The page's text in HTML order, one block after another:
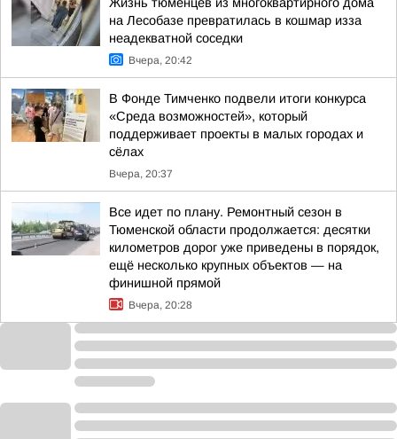
на Лесобазе превратилась в кошмар изза
неадекватной соседки
Вчера, 20:42
В Фонде Тимченко подвели итоги конкурса
«Среда возможностей», который
поддерживает проекты в малых городах и
сёлах
Вчера, 20:37
Все идет по плану. Ремонтный сезон в
Тюменской области продолжается: десятки
километров дорог уже приведены в порядок,
ещё несколько крупных объектов — на
финишной прямой
Вчера, 20:28